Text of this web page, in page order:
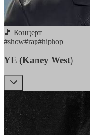
🎵 Концерт
#show#rap#hiphop
YE (Kaney West)